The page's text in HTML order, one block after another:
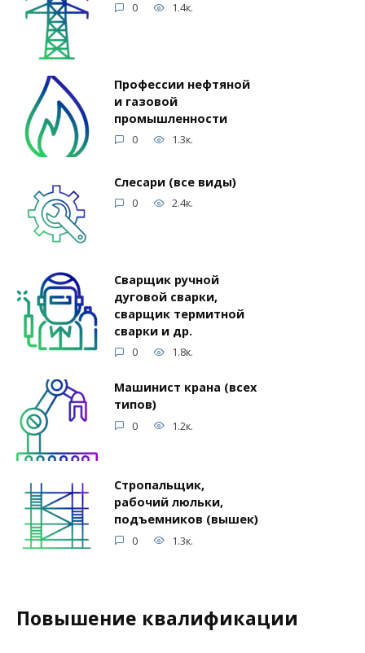
0 1.4к.
Профессии нефтяной
и газовой
промышленности
0 1.3к.
Слесари (все виды)
0 2.4к.
Сварщик ручной
дуговой сварки,
сварщик термитной
сварки и др.
0 1.8к.
Машинист крана (всех
типов)
0 1.2к.
Стропальщик,
рабочий люльки,
подъемников (вышек)
0 1.3к.
Повышение квалификации